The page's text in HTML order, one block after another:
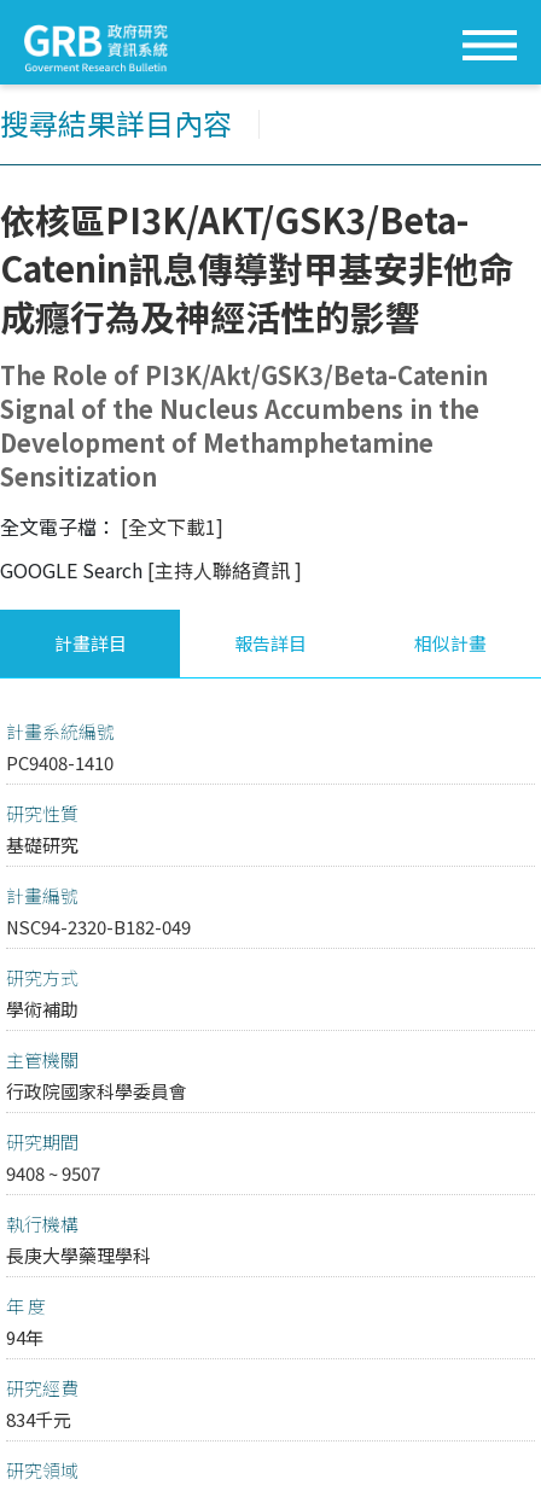
搜尋結果詳目內容
依核區PI3K/AKT/GSK3/Beta-
Catenin訊息傳導對甲基安非他命
成癮行為及神經活性的影響
The Role of PI3K/Akt/GSK3/Beta-Catenin
Signal of the Nucleus Accumbens in the
Development of Methamphetamine
Sensitization
全文電子檔： [全文下載1]
GOOGLE Search [主持人聯絡資訊]
計畫詳目 報告詳目 相似計畫
計畫系統編號
PC9408-1410
研究性質
基礎研究
計畫編號
NSC94-2320-B182-049
研究方式
學術補助
主管機關
行政院國家科學委員會
研究期間
9408 ~ 9507
執行機構
長庚大學藥理學科
年 度
94年
研究經費
834千元
研究領域